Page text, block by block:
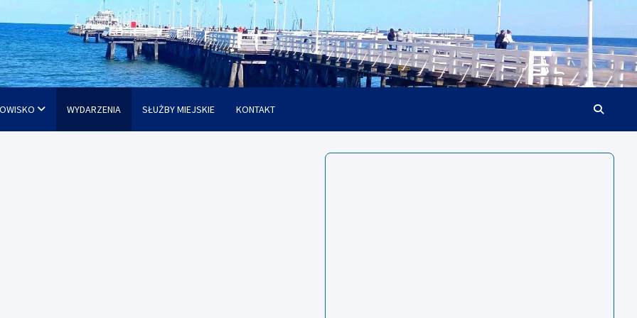
WYDARZENIA SŁUŻBY MIEJSKIE KONTAKT